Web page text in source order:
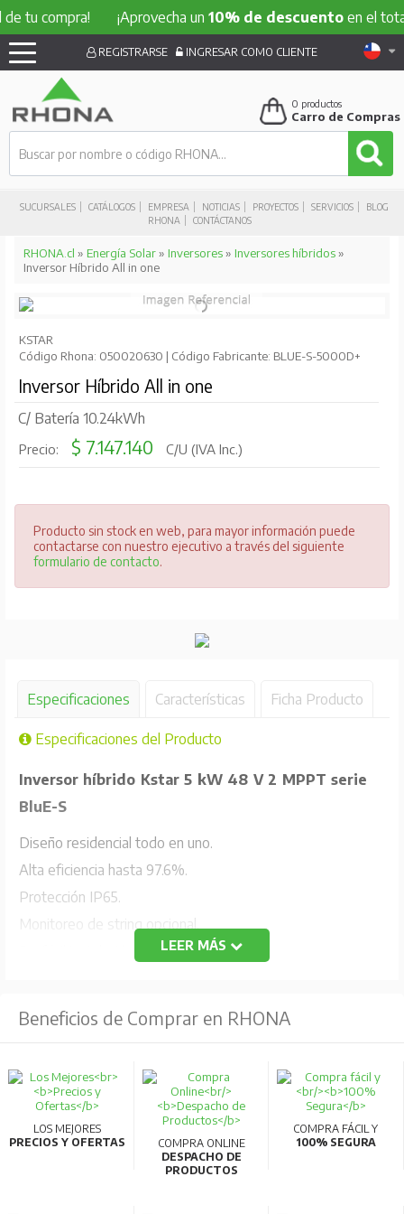
tu compra! ¡Aprovecha un10% de descuentoen el total
SUCURSALES CATÁLOGOS EMPRESA NOTICIAS PROYECTOS SERVICIOS
BLOG
RHONA
CONTÁCTANOS
REGISTRARSE INGRESAR COMO CLIENTE
0 productos
Carro de Compras
RHONA.cl » Energía Solar» Inversores» Inversores híbridos»
Inversor Híbrido All in one
KSTAR
Código Rhona: 050020630 | Código Fabricante: BLUE-S-5000D+
Inversor Híbrido All in one
C/ Batería 10.24kWh
Precio: $ 7.147.140 C/U (IVA Inc.)
Producto sin stock en web, para mayor información puede
contactarse con nuestro ejecutivo a través del siguiente
formulario de contacto.
Especificaciones Características Ficha Producto
Especificaciones del Producto
Inversor híbrido Kstar 5 kW 48 V 2 MPPT serie
BluE-S
Diseño residencial todo en uno.
Alta eficiencia hasta 97.6%.
Protección IP65.
Monitoreo de string opcional.
De fácil instalación y con control digital.
Tensión DC máxima/nominal: 580/400 V
Corriente máxima por MPPT: 13 A
Tensión nominal de carga: 51.2 V
Rango de tensión a batería: 40 ~ 60 V
Corriente máxima de descarga: 100 A
Corriente máxima de carga: 100 A
LEER MÁS
Beneficios de Comprar en RHONA
LOS MEJORES
PRECIOS Y OFERTAS
COMPRA ONLINE
DESPACHO DE
PRODUCTOS
COMPRA FÁCIL Y
100% SEGURA